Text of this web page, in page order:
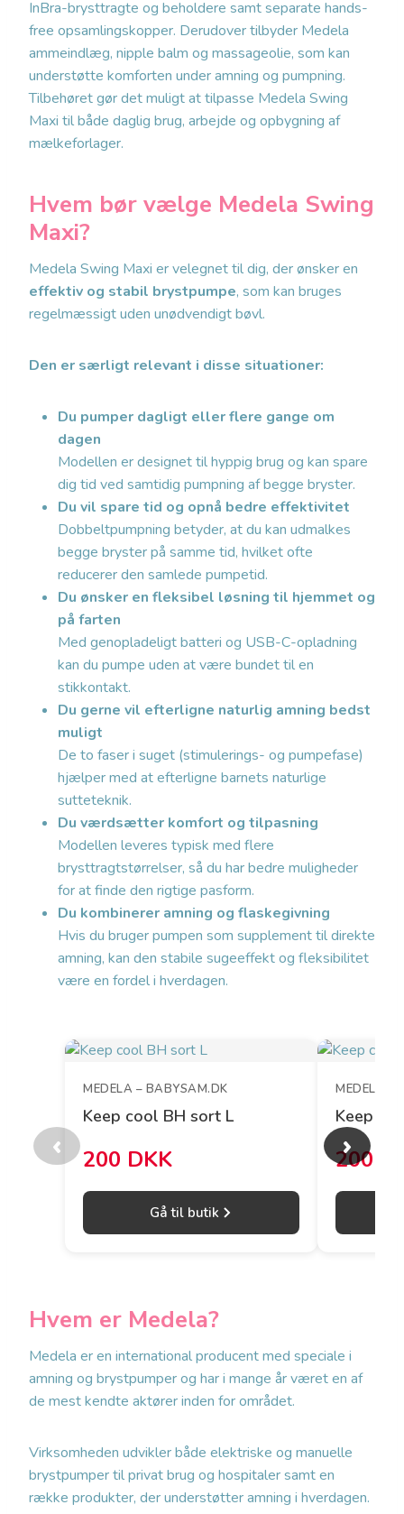
InBra-brysttragte og beholdere samt separate hands-
free opsamlingskopper. Derudover tilbyder Medela
ammeindlæg, nipple balm og massageolie, som kan
understøtte komforten under amning og pumpning.
Tilbehøret gør det muligt at tilpasse Medela Swing
Maxi til både daglig brug, arbejde og opbygning af
mælkeforlager.
Hvem bør vælge Medela Swing
Maxi?
Medela Swing Maxi er velegnet til dig, der ønsker en
effektiv og stabil brystpumpe, som kan bruges
regelmæssigt uden unødvendigt bøvl.
Den er særligt relevant i disse situationer:
Du pumper dagligt eller flere gange om
dagen
Modellen er designet til hyppig brug og kan spare
dig tid ved samtidig pumpning af begge bryster.
Du vil spare tid og opnå bedre effektivitet
Dobbeltpumpning betyder, at du kan udmalkes
begge bryster på samme tid, hvilket ofte
reducerer den samlede pumpetid.
Du ønsker en fleksibel løsning til hjemmet og
på farten
Med genopladeligt batteri og USB-C-opladning
kan du pumpe uden at være bundet til en
stikkontakt.
Du gerne vil efterligne naturlig amning bedst
muligt
De to faser i suget (stimulerings- og pumpefase)
hjælper med at efterligne barnets naturlige
sutteteknik.
Du værdsætter komfort og tilpasning
Modellen leveres typisk med flere
brysttragtstørrelser, så du har bedre muligheder
for at finde den rigtige pasform.
Du kombinerer amning og flaskegivning
Hvis du bruger pumpen som supplement til direkte
amning, kan den stabile sugeeffekt og fleksibilitet
være en fordel i hverdagen.
‹ ›
MEDELA – BABYSAM.DK
Keep cool BH sort L
200 DKK
Gå til butik
MEDELA –
Keep
200
Hvem er Medela?
Medela er en international producent med speciale i
amning og brystpumper og har i mange år været en af
de mest kendte aktører inden for området.
Virksomheden udvikler både elektriske og manuelle
brystpumper til privat brug og hospitaler samt en
række produkter, der understøtter amning i hverdagen.